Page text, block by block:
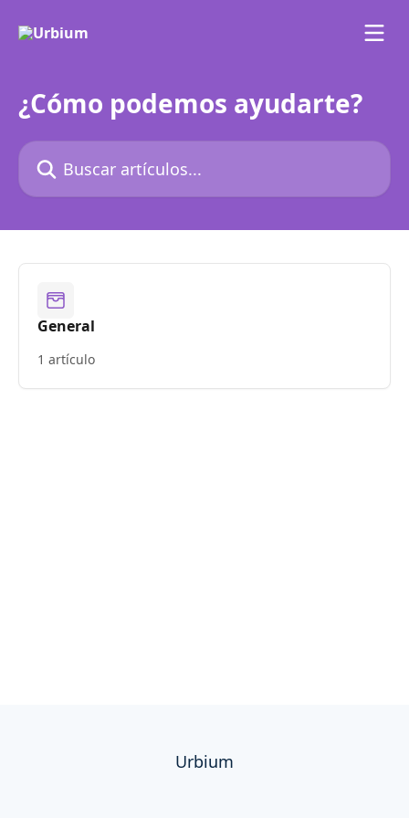
¿Cómo podemos ayudarte?
Buscar artículos...
General
1 artículo
Urbium